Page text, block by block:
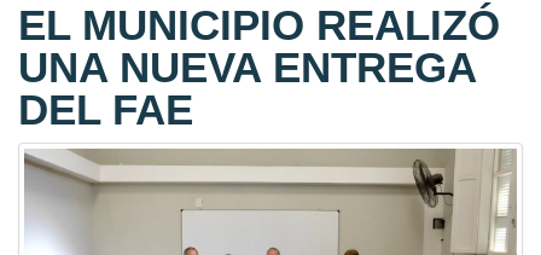
EL MUNICIPIO REALIZÓ
UNA NUEVA ENTREGA
DEL FAE